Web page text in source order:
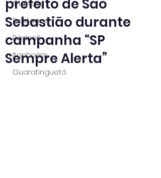
Ilhabela
Destaque
Página2
Itanhaém
Guaratinguetá
prefeito de São
Sebastião durante
campanha “SP
Sempre Alerta”